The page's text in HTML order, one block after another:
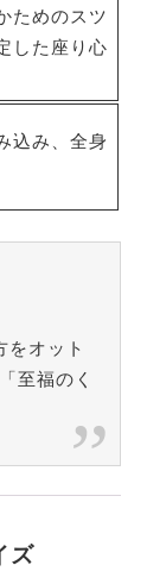
ためのスツ
した座り心
込み、全身
をオット
至福のく
ズ